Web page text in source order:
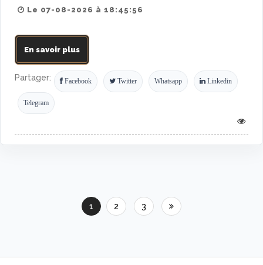
Le 07-08-2026 à 18:45:56
En savoir plus
Partager: Facebook Twitter Whatsapp Linkedin
Telegram
1 2 3